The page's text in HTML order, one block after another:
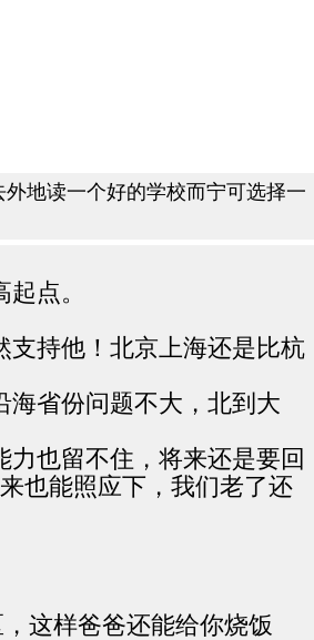
地读一个好的学校而宁可选择一
点。
支持他！北京上海还是比杭
海省份问题不大，北到大
也留不住，将来还是要回
也能照应下，我们老了还
这样爸爸还能给你烧饭